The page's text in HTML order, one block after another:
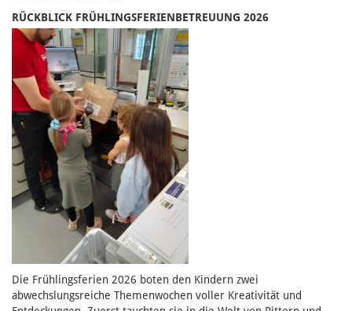
RÜCKBLICK FRÜHLINGSFERIENBETREUUNG 2026
Die Frühlingsferien 2026 boten den Kindern zwei
abwechslungsreiche Themenwochen voller Kreativität und